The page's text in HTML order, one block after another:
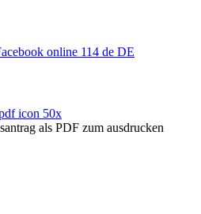
als PDF zum ausdrucken